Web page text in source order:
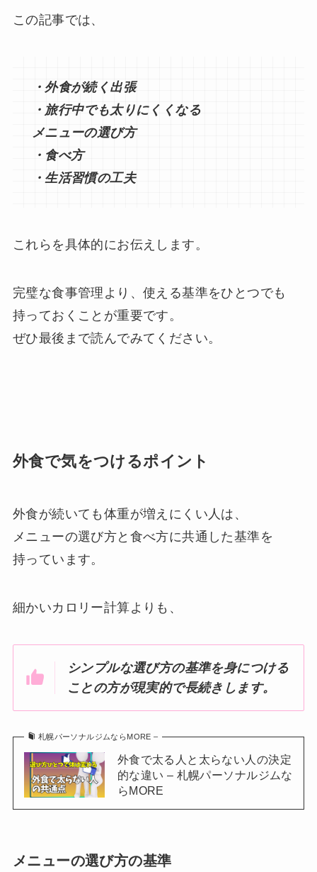
この記事では、
・外食が続く出張
・旅行中でも太りにくくなる
メニューの選び方
・食べ方
・生活習慣の工夫
これらを具体的にお伝えします。
完璧な食事管理より、使える基準をひとつでも
持っておくことが重要です。
ぜひ最後まで読んでみてください。
外食で気をつけるポイント
外食が続いても体重が増えにくい人は、
メニューの選び方と食べ方に共通した基準を
持っています。
細かいカロリー計算よりも、
シンプルな選び方の基準を身につける
ことの方が現実的で長続きします。
札幌パーソナルジムならMORE –
外食で太る人と太らない人の決定
的な違い – 札幌パーソナルジムな
らMORE
メニューの選び方の基準